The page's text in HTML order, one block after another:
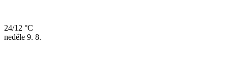
24/12 °C
neděle 9. 8.